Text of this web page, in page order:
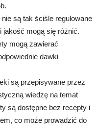
są tak ściśle regulowane
jakość mogą się różnić.
mogą zawierać
dawki
są przepisywane przez
wiedzę na temat
są dostępne bez recepty i
co może prowadzić do